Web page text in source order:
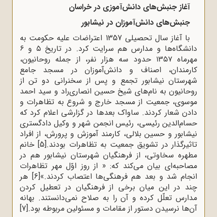
آغاز جنبش‌های دانش‌آموزی در خراسان
جنبش‌های دانش‌آموزان در نیشابور
با آغاز سال تحصیلی 1357 اعتراضات علیه حکومت به
دانشگاه‌ها و مدارس هم سرایت کرد. در تاریخ ۵ و ۶
مهرماه ۱۳۵۷ حدود سه هزار نفر، از جمله روحانیون،
کارمندان، اصناف و دانش‌آموزان در مسجد جامع
شهرستان نیشابور تجمع و پس از سخنرانی دو تن از
روحانیون به نام‌های شیخ حسین انصاری‌راد و سید احمد
موسوی، جمعیت از مسجد خارج و شروع به تظاهرات و
دادن شعار کردند. ساواک بعدها در گزارشی اعلام کرد که
حسام‌الدین رئیسی، رئیس انجمن شهر و وکیل دادگستری
نیشابور و حسین بلالی، کارمند آموزش و پرورش، از افراد
تاثیرگذار در تشویق جمعیت به تظاهرات بودند.[5]
خانم
مطهره سخاوتی، از فرهنگیان شهرستان نیشابور هم در
مصاحبه‌ای بیان می‌کند که: « از روز اوّل مهر تظاهرات
انجام شد و بعد هم فرهنگی‌ها اعتصاب کردند.»[6]
هر
چند در این میان برخی از فرهنگیان در تعطیل کردن
مدارس تعلّل کرده و آن را به صلاح نمی‌دانستند. بهانه
آن‌ها نرسیدن دستور از مقامات و مسئولین مربوطه بود.[7]